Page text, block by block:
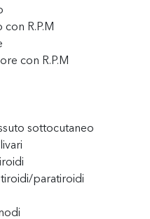
R.P.M
con R.P.M
sottocutaneo
paratiroidi